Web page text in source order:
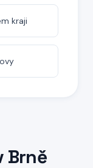
kraji
Brně